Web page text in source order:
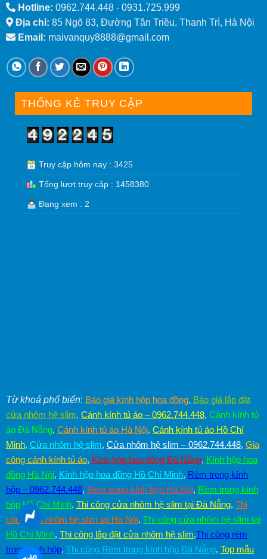
Hotline: 0962.744.448 - 0931.725.999
Địa chỉ: 85 Ngõ 83, Đường Tân Triều, Thanh Trì, Hà Nội
Email: maivanquy8888@gmail.com
THỐNG KÊ TRUY CẬP
Truy cập hôm nay : 3425
Tổng lượt truy cập : 1458380
Đang xem : 2
Từ khoá phổ biến: Báo giá kính hộp hoa đồng, Báo giá lắp đặt
cửa nhôm hệ slim, Cánh kính tủ áo – 0962.744.448, Cánh kính tủ
áo Đà Nẵng, Cánh kính tủ áo Hà Nội, Cánh kính tủ áo Hồ Chí
Minh, Cửa nhôm hệ slim, Cửa nhôm hệ slim – 0962.744.448, Gia
công cánh kính tủ áo, Kính hộp hoa đồng Đà Nẵng, Kính hộp hoa
đồng Hà Nội, Kính hộp hoa đồng Hồ Chí Minh, Rèm trong kính
hộp – 0962.744.448, Rèm trong kính hộp Hà Nội, Rèm trong kính
hộp Hồ Chí Minh, Thi công cửa nhôm hệ slim tại Đà Nẵng, Thi
công cửa nhôm hệ slim tại Hà Nội, Thi công cửa nhôm hệ slim tại
Hồ Chí Minh, Thi công lắp đặt cửa nhôm hệ slim,Thi công rèm
trong kính hộp, Thi công Rèm trong kính hộp Đà Nẵng, Top mẫu